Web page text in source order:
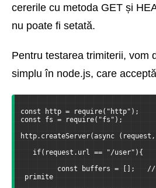
cererile cu metoda GET și
nu poate fi setată.
Pentru testarea trimiterii, vom
simplu în node.js, care
const http = require("http");
const fs = require("fs");
http.createServer(async (request,
if(request.url == "/user"){
const buffers = [];   //
primite